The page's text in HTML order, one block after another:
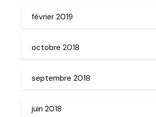
février 2019
octobre 2018
septembre 2018
juin 2018